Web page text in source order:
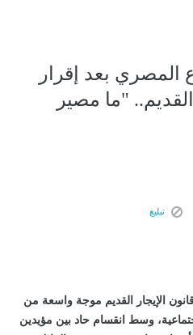
بعد إقرار
"ما مصير
تبليغ
الإيجار القديم موجة واسعة من
وسط انقسام حاد بين مؤيدين